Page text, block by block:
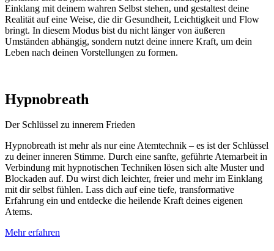
Einklang mit deinem wahren Selbst stehen, und gestaltest deine
Realität auf eine Weise, die dir Gesundheit, Leichtigkeit und Flow
bringt. In diesem Modus bist du nicht länger von äußeren
Umständen abhängig, sondern nutzt deine innere Kraft, um dein
Leben nach deinen Vorstellungen zu formen.
Hypnobreath
Der Schlüssel zu innerem Frieden
Hypnobreath ist mehr als nur eine Atemtechnik – es ist der Schlüssel
zu deiner inneren Stimme. Durch eine sanfte, geführte Atemarbeit in
Verbindung mit hypnotischen Techniken lösen sich alte Muster und
Blockaden auf. Du wirst dich leichter, freier und mehr im Einklang
mit dir selbst fühlen. Lass dich auf eine tiefe, transformative
Erfahrung ein und entdecke die heilende Kraft deines eigenen
Atems.
Mehr erfahren